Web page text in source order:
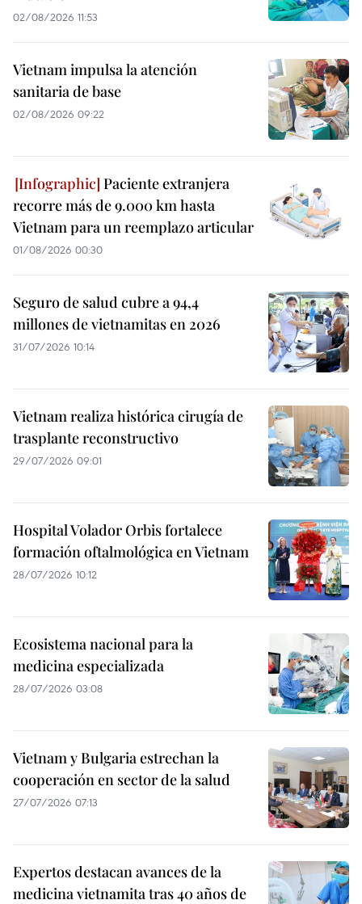
02/08/2026 11:53
Vietnam impulsa la atención
sanitaria de base
02/08/2026 09:22
Paciente extranjera
recorre más de 9.000 km hasta
Vietnam para un reemplazo articular
01/08/2026 00:30
Seguro de salud cubre a 94,4
millones de vietnamitas en 2026
31/07/2026 10:14
Vietnam realiza histórica cirugía de
trasplante reconstructivo
29/07/2026 09:01
Hospital Volador Orbis fortalece
formación oftalmológica en Vietnam
28/07/2026 10:12
Ecosistema nacional para la
medicina especializada
28/07/2026 03:08
Vietnam y Bulgaria estrechan la
cooperación en sector de la salud
27/07/2026 07:13
Expertos destacan avances de la
medicina vietnamita tras 40 años de